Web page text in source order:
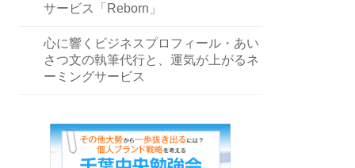
サービス「Reborn」
心に響くビジネスプロフィール・あい
さつ文の執筆代行と、運気が上がるネ
ーミングサービス